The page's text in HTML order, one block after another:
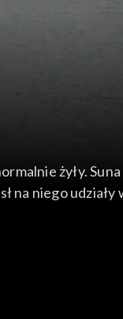
żyły.
na niego udziały